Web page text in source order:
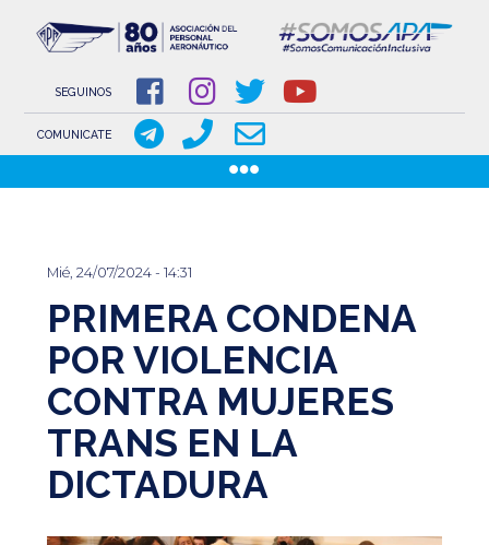
principal
SEGUINOS
COMUNICATE
Mié, 24/07/2024 - 14:31
PRIMERA CONDENA
POR VIOLENCIA
CONTRA MUJERES
TRANS EN LA
DICTADURA
NOVEDADES
NOTICIAS
COMUNICACIONES
COMUNICACIONES DE LOS GREMIOS AERONÁUTICOS
INSTITUCIONAL
SOBRE APA
COMISIÓN DIRECTIVA
www.aeronauticosapa.org.ar
Apa Aeronauticos
t.me/canal_APA